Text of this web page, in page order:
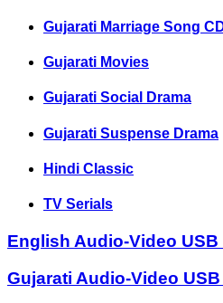
Gujarati Marriage Song
Gujarati Movies
Gujarati Social Drama
Gujarati Suspense Drama
Hindi Classic
TV Serials
English Audio-Video USB
Gujarati Audio-Video